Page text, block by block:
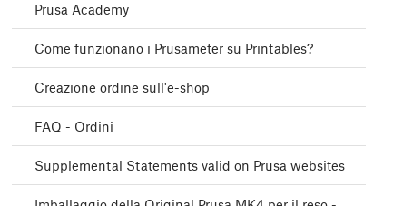
Prusa Academy
Come funzionano i Prusameter su Printables?
Creazione ordine sull'e-shop
FAQ - Ordini
Supplemental Statements valid on Prusa websites